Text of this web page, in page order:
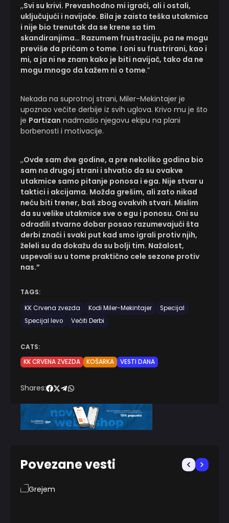
,,Svi su krivi. Prevashodno mi igrači, ali i ostali,
uključujući i navijače. Bila je zaista teška utakmica
i nije bio trenutak da se krene sa tim
skandiranjima… Razumem frustraciju, pa ne mogu
previše da pričam o tome. I oni su frustrirani, kao i
mi, a ja ni ne znam kako je biti navijač, tako da ne
mogu mnogo da kažem ni o tome.”
Nekada na suprotnoj strani, Miler-Mekintajer je
upoznao večite derbije iz svih uglova. Krivo mu je što
je Partizan nadmašio njegovu ekipu na plani
borbenosti i motivacije.
,,Ovde sam dve godine, a pre nekoliko godina bio
sam na drugoj strani i shvatio da su ovakve
utakmice samo pitanje ponosa i ega. Nije stvar u
taktici i akcijama. Možda grešim, ali zato nikad
neću biti trener, baš zbog ovakvih stvari. Mislim
da su velike utakmice sve o egu i ponosu. Oni su
odradili stvarno dobar posao razumevajući šta
derbi znači i svaki put kad smo igrali protiv njih,
želeli su da dokažu da su bolji tim. Nažalost,
uspevali su u tome praktično cele sezone protiv
nas.”
TAGS:
KK Crvena zvezda
Kodi Miler-Mekintajer
Specijal
Specijal levo
Večiti Derbi
CATS:
KK CRVENA ZVEZDA
KOŠARKA VESTI DANA
Shares:
Povezane vesti